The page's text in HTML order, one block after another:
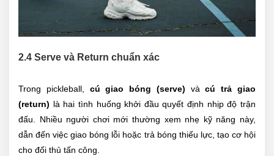
2.4 Serve và Return chuẩn xác
Trong pickleball, cú giao bóng (serve) vàcú trả giao
(return) là hai tình huống khởi đầu quyết định nhịp độ trận
đấu. Nhiều người chơi mới thường xem nhẹ kỹ năng này,
dẫn đến việc giao bóng lỗi hoặc trả bóng thiếu lực, tạo cơ hội
cho đối thủ tấn công.